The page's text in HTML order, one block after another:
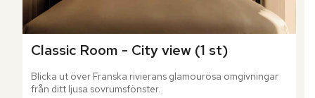
Classic Room - City view (1 st)
Blicka ut över Franska rivierans glamourösa omgivningar
från ditt ljusa sovrumsfönster.